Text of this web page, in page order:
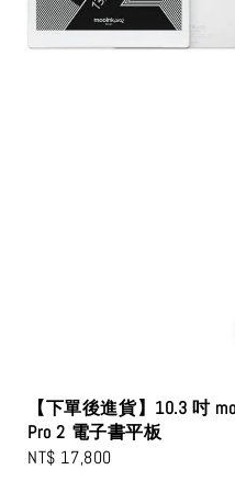
【下單後進貨】10.3 吋
Pro 2 電子書平板
Regular
NT$ 17,800